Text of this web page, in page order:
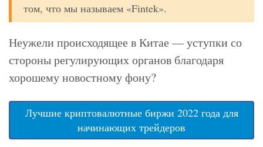
том, что мы называем «Fintek».
Неужели происходящее в Китае — уступки со
стороны регулирующих органов благодаря
хорошему новостному фону?
Лучшие криптовалютные биржи 2022 года для
начинающих трейдеров